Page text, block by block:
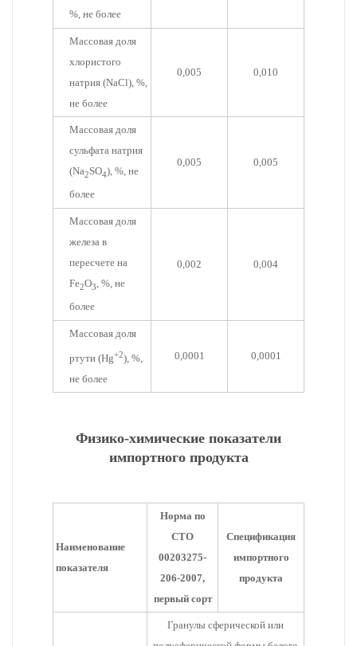
%, не более
Массовая доля
хлористого
натрия (NaCl), %,
не более
0,005 0,010
Массовая доля
сульфата натрия
(Na2SO4), %, не
более
0,005 0,005
Массовая доля
железа в
пересчете на
Fe2O3 , %, не
более
0,002 0,004
Массовая доля
ртути (Hg+2), %,
не более
0,0001 0,0001
Физико-химические показатели
импортного продукта
Наименование
показателя
Норма по
СТО
00203275-
206-2007,
первый сорт
Спецификация
импортного
продукта
Гранулы сферической или